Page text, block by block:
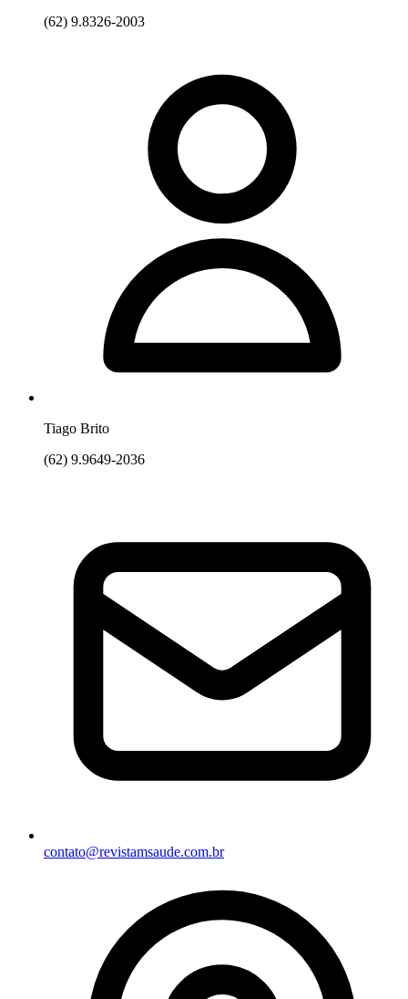
(62) 9.8326-2003
Tiago Brito
(62) 9.9649-2036
contato@revistamsaude.com.br